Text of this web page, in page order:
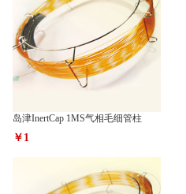
岛津InertCap 1MS气相毛细管柱
￥1